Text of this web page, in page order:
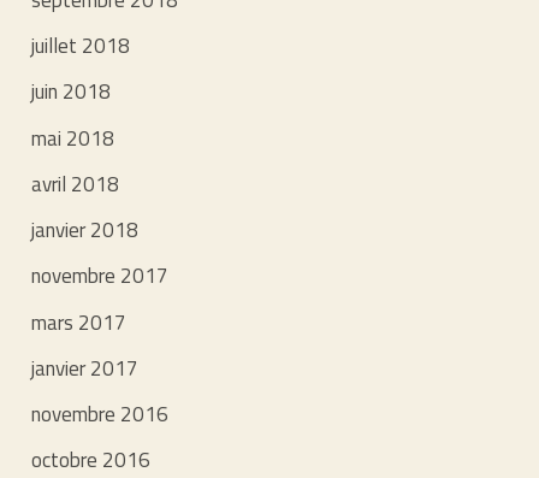
juillet 2018
juin 2018
mai 2018
avril 2018
janvier 2018
novembre 2017
mars 2017
janvier 2017
novembre 2016
octobre 2016